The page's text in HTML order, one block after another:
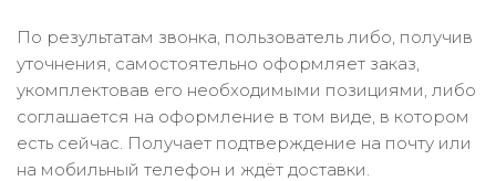
По результатам звонка, пользователь либо, получив
уточнения, самостоятельно оформляет заказ,
укомплектовав его необходимыми позициями, либо
соглашается на оформление в том виде, в котором
есть сейчас. Получает подтверждение на почту или
на мобильный телефон и ждёт доставки.